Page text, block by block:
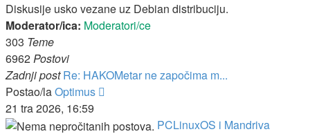
Diskusije usko vezane uz Debian distribuciju.
Moderator/ica: Moderatori/ce
303 Teme
6962Postovi
Zadnji post Re: HAKOMetar ne započima m...
Postao/laOptimus
21 tra 2026, 16:59
PCLinuxOS i Mandriva